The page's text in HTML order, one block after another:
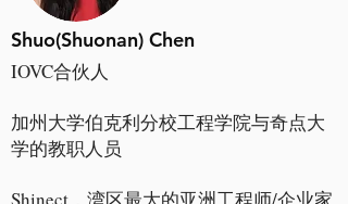
Shuo(Shuonan) Chen
IOVC合伙人
加州大学伯克利分校工程学院与奇点大
学的教职人员